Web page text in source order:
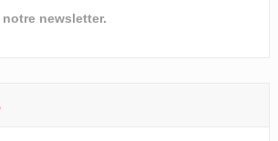
newsletter.